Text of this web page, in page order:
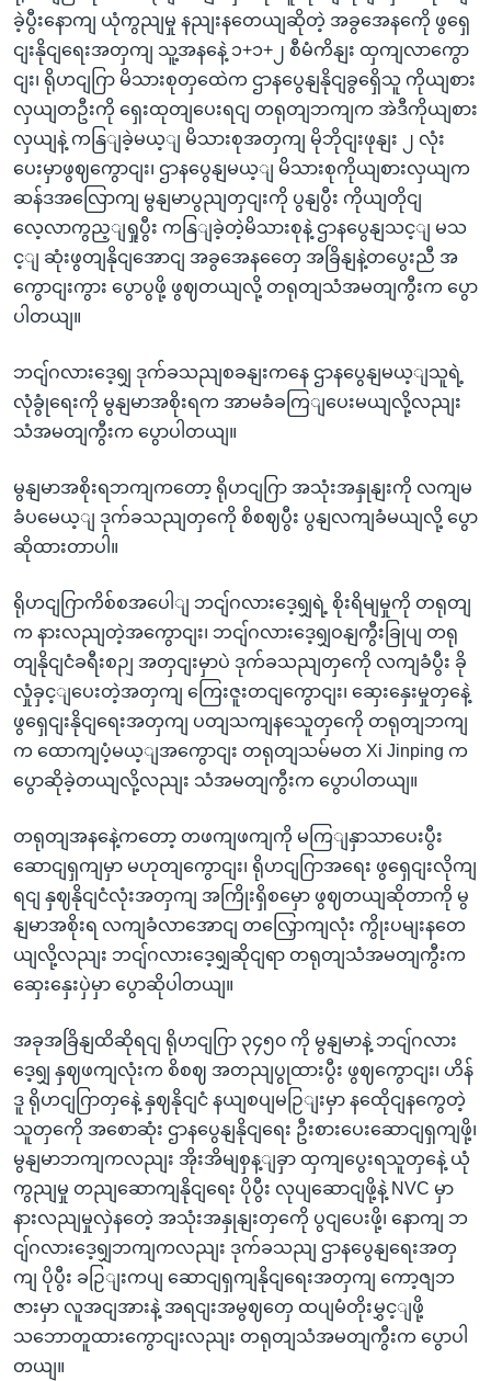
ခဲ့ပွီးနောကျ ယုံကွညျမှု နညျးနတေယျဆိုတဲ့ အခွအေနကေို ဖွရှေ
ငျးနိုငျရေးအတှကျ သူ့အနနေဲ့ ၁+၁+၂ စီမံကိနျး ထှကျလာကွော
ငျး၊ ရိုဟငျဂြာ မိသားစုတှထေဲက ဌာနပွေနျနိုငျခွရှေိသူ ကိုယျစား
လှယျတဦးကို ရှေးထုတျပေးရငျ တရုတျဘကျက အဲဒီကိုယျစား
လှယျနဲ့ ကနြျခဲ့မယ့ျ မိသားစုအတှကျ မိုဘိုငျးဖုနျး ၂ လုံး
ပေးမှာဖွဈကွောငျး၊ ဌာနပွေနျမယ့ျ မိသားစုကိုယျစားလှယျက
ဆန်ဒအလြောကျ မွနျမာပွညျတှငျးကို ပွနျပွီး ကိုယျတိုငျ
လေ့လာကွည့ျရှုပွီး ကနြျခဲ့တဲ့မိသားစုနဲ့ ဌာနပွေနျသင့ျ မသ
င့ျ ဆုံးဖွတျနိုငျအောငျ အခွအေနတှေေ အခြိနျနဲ့တပွေးညီ အ
ကွောငျးကွား ပွောပွဖို့ ဖွဈတယျလို့ တရုတျသံအမတျကွီးက ပွော
ပါတယျ။
ဘငျ်ဂလားဒေ့ရျှ ဒုက်ခသညျစခနျးကနေ ဌာနပွေနျမယ့ျသူရဲ့
လုံခွုံရေးကို မွနျမာအစိုးရက အာမခံခကြျပေးမယျလို့လညျး
သံအမတျကွီးက ပွောပါတယျ။
မွနျမာအစိုးရဘကျကတော့ ရိုဟငျဂြာ အသုံးအနှုနျးကို လကျမ
ခံပမေယ့ျ ဒုက်ခသညျတှကေို စိစဈပွီး ပွနျလကျခံမယျလို့ ပွော
ဆိုထားတာပါ။
ရိုဟငျဂြာကိစ်စအပေါျ ဘငျ်ဂလားဒေ့ရျှရဲ့ စိုးရိမျမှုကို တရုတျ
က နားလညျတဲ့အကွောငျး၊ ဘငျ်ဂလားဒေ့ရျှဝနျကွီးခြုပျ တရု
တျနိုငျငံခရီးစဉျ အတှငျးမှာပဲ ဒုက်ခသညျတှကေို လကျခံပွီး ခို
လှုံခှင့ျပေးတဲ့အတှကျ ကြေးဇူးတငျကွောငျး၊ ဆှေးနှေးမှုတှနေဲ့
ဖွရှေငျးနိုငျရေးအတှကျ ပတျသကျနသေူတှကေို တရုတျဘကျ
က ထောကျပံ့မယ့ျအကွောငျး တရုတျသမ်မတ Xi Jinping က
ပွောဆိုခဲ့တယျလို့လညျး သံအမတျကွီးက ပွောပါတယျ။
တရုတျအနနေဲ့ကတော့ တဖကျဖကျကို မကြျနှာသာပေးပွီး
ဆောငျရှကျမှာ မဟုတျကွောငျး၊ ရိုဟငျဂြာအရေး ဖွရှေငျးလိုကျ
ရငျ နှဈနိုငျငံလုံးအတှကျ အကြိုးရှိစမှော ဖွဈတယျဆိုတာကို မွ
နျမာအစိုးရ လကျခံလာအောငျ တလြှောကျလုံး ကွိုးပမျးနတေ
ယျလို့လညျး ဘငျ်ဂလားဒေ့ရျှဆိုငျရာ တရုတျသံအမတျကွီးက
ဆှေးနှေးပှဲမှာ ပွောဆိုပါတယျ။
အခုအခြိနျထိဆိုရငျ ရိုဟငျဂြာ ၃၄၅၀ ကို မွနျမာနဲ့ ဘငျ်ဂလား
ဒေ့ရျှ နှဈဖကျလုံးက စိစဈ အတညျပွုထားပွီး ဖွဈကွောငျး၊ ဟိန်
ဒူ ရိုဟငျဂြာတှနေဲ့ နှဈနိုငျငံ နယျစပျမဉြျးမှာ နထေိုငျနကွေတဲ့
သူတှကေို အစောဆုံး ဌာနပွေနျနိုငျရေး ဦးစားပေးဆောငျရှကျဖို့၊
မွနျမာဘကျကလညျး အိုးအိမျစှန့ျခှာ ထှကျပွေးရသူတှနေဲ့ ယုံ
ကွညျမှု တညျဆောကျနိုငျရေး ပိုပွီး လုပျဆောငျဖို့နဲ့ NVC မှာ
နားလညျမှုလှဲနတေဲ့ အသုံးအနှုနျးတှကေို ပွငျပေးဖို့၊ နောကျ ဘ
ငျ်ဂလားဒေ့ရျှဘကျကလညျး ဒုက်ခသညျ ဌာနပွေနျရေးအတှ
ကျ ပိုပွီး ခဉြျးကပျ ဆောငျရှကျနိုငျရေးအတှကျ ကော့ဇျဘ
ဇားမှာ လူအငျအားနဲ့ အရငျးအမွဈတှေ ထပျမံတိုးမွှင့ျဖို့
သဘောတူထားကွောငျးလညျး တရုတျသံအမတျကွီးက ပွောပါ
တယျ။